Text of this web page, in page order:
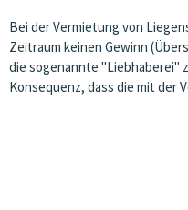
Bei der Vermietung von
Zeitraum keinen Gewinn
die sogenannte "Liebhaberei"
Konsequenz, dass die mit der